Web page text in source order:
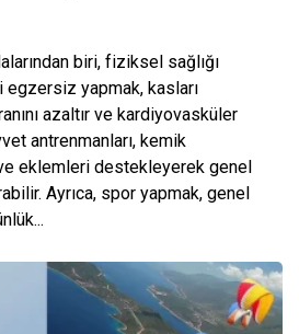
biri, fiziksel sağlığı
yapmak, kasları
azaltır ve kardiyovasküler
antrenmanları, kemik
eklemleri destekleyerek genel
Ayrıca, spor yapmak, genel